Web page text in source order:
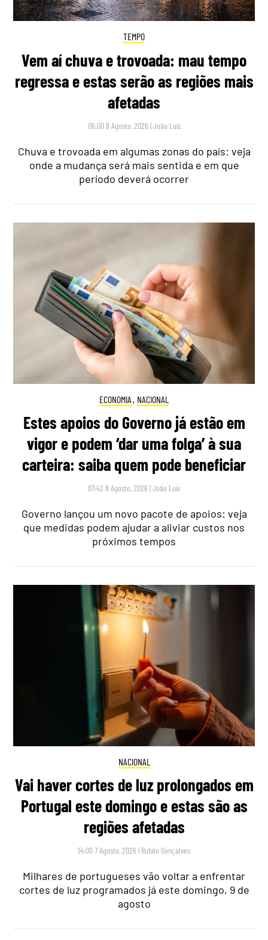
TEMPO
Vem aí chuva e trovoada: mau tempo
regressa e estas serão as regiões mais
afetadas
06:00 8 Agosto, 2026 |João Luís
Chuva e trovoada em algumas zonas do país: veja
onde a mudança será mais sentida e em que
período deverá ocorrer
ECONOMIA , NACIONAL
Estes apoios do Governo já estão em
vigor e podem ‘dar uma folga’ à sua
carteira: saiba quem pode beneficiar
07:42 8 Agosto, 2026 |João Luís
Governo lançou um novo pacote de apoios: veja
que medidas podem ajudar a aliviar custos nos
próximos tempos
NACIONAL
Vai haver cortes de luz prolongados em
Portugal este domingo e estas são as
regiões afetadas
14:00 7 Agosto, 2026 | Rubén Gonçalves
Milhares de portugueses vão voltar a enfrentar
cortes de luz programados já este domingo, 9 de
agosto